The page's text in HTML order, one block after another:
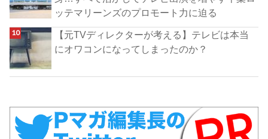
ッテマリーンズのプロモート力に迫る
【元TVディレクターが考える】テレビは本当
にオワコンになってしまったのか？